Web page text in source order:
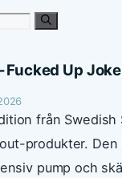
Fucked Up
från
produkter.
pump och